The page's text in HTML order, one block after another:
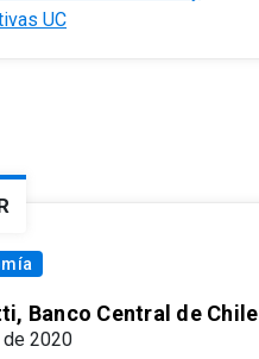
UC
Banco Central de Chile
2020